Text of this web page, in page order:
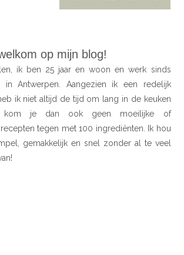
op mijn blog!
ik ben 25 jaar en woon en werk sinds
in Antwerpen. Aangezien ik een redelijk
ik niet altijd de tijd om lang in de keuken
kom je dan ook geen moeilijke of
tegen met 100 ingrediënten. Ik hou
gemakkelijk en snel zonder al te veel